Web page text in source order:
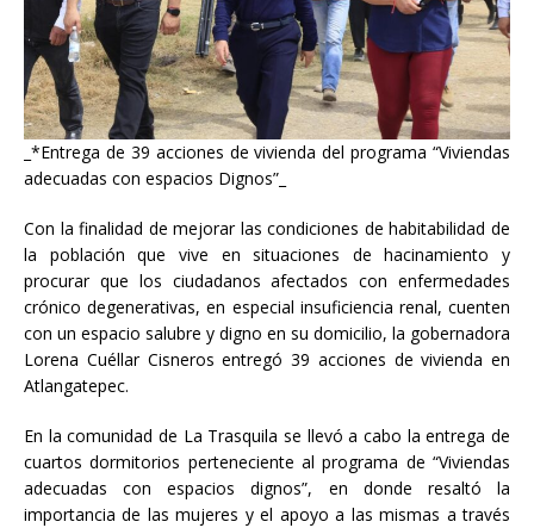
_*Entrega de 39 acciones de vivienda del programa “Viviendas
adecuadas con espacios Dignos”_
Con la finalidad de mejorar las condiciones de habitabilidad de
la población que vive en situaciones de hacinamiento y
procurar que los ciudadanos afectados con enfermedades
crónico degenerativas, en especial insuficiencia renal, cuenten
con un espacio salubre y digno en su domicilio, la gobernadora
Lorena Cuéllar Cisneros entregó 39 acciones de vivienda en
Atlangatepec.
En la comunidad de La Trasquila se llevó a cabo la entrega de
cuartos dormitorios perteneciente al programa de “Viviendas
adecuadas con espacios dignos”, en donde resaltó la
importancia de las mujeres y el apoyo a las mismas a través